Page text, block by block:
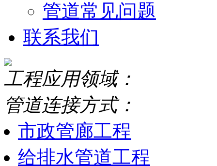
管道常见问题
联系我们
工程应用领域：
管道连接方式：
市政管廊工程
给排水管道工程